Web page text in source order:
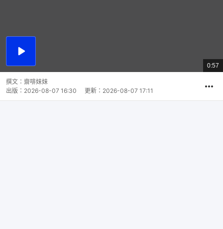
播
總
共
0:57
撰文： 齋啡妹妹
出版： 2026-08-07 16:30 更新： 2026-08-07 17:11